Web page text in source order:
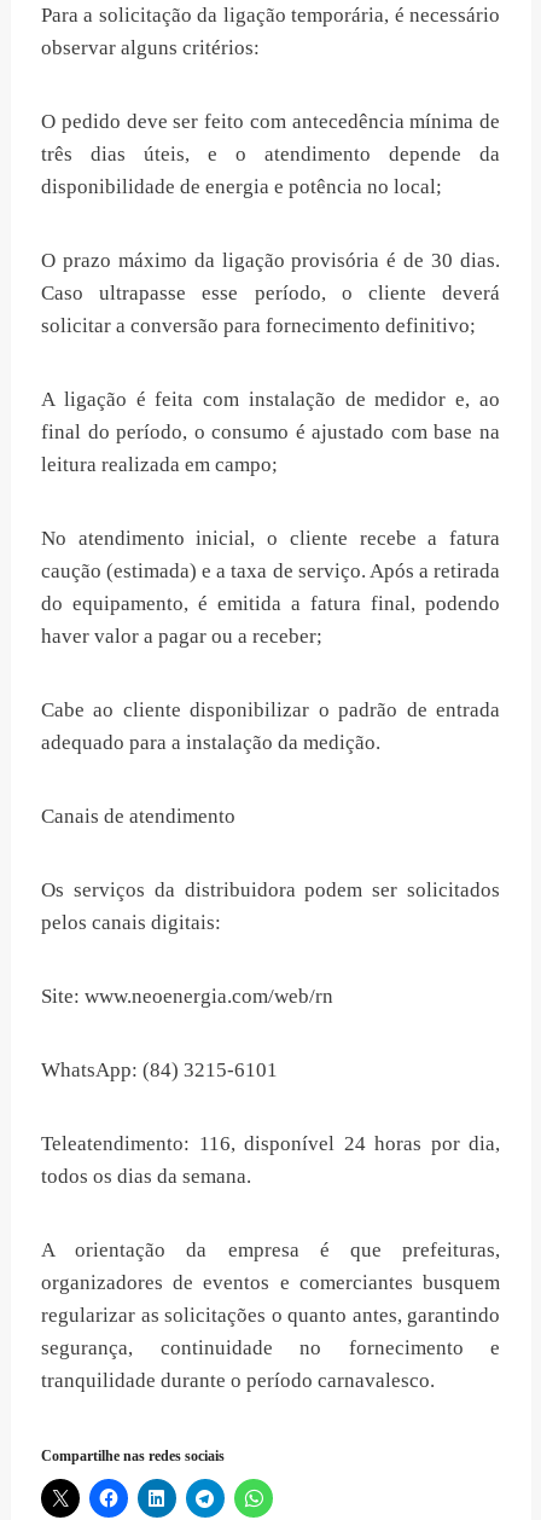
Para a solicitação da ligação temporária, é necessário
observar alguns critérios:
O pedido deve ser feito com antecedência mínima de
três dias úteis, e o atendimento depende da
disponibilidade de energia e potência no local;
O prazo máximo da ligação provisória é de 30 dias.
Caso ultrapasse esse período, o cliente deverá
solicitar a conversão para fornecimento definitivo;
A ligação é feita com instalação de medidor e, ao
final do período, o consumo é ajustado com base na
leitura realizada em campo;
No atendimento inicial, o cliente recebe a fatura
caução (estimada) e a taxa de serviço. Após a retirada
do equipamento, é emitida a fatura final, podendo
haver valor a pagar ou a receber;
Cabe ao cliente disponibilizar o padrão de entrada
adequado para a instalação da medição.
Canais de atendimento
Os serviços da distribuidora podem ser solicitados
pelos canais digitais:
Site: www.neoenergia.com/web/rn
WhatsApp: (84) 3215-6101
Teleatendimento: 116, disponível 24 horas por dia,
todos os dias da semana.
A orientação da empresa é que prefeituras,
organizadores de eventos e comerciantes busquem
regularizar as solicitações o quanto antes, garantindo
segurança, continuidade no fornecimento e
tranquilidade durante o período carnavalesco.
Compartilhe nas redes sociais